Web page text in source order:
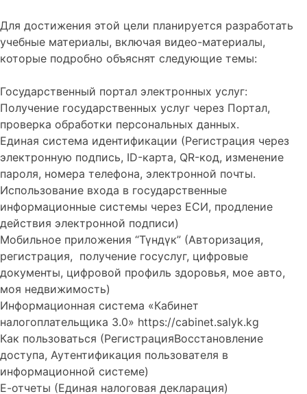
Для достижения этой цели планируется разработать
учебные материалы, включая видео-материалы,
которые подробно объяснят следующие темы:
Государственный портал электронных услуг:
Получение государственных услуг через Портал,
проверка обработки персональных данных.
Единая система идентификации (Регистрация через
электронную подпись, ID-карта, QR-код, изменение
пароля, номера телефона, электронной почты.
Использование входа в государственные
информационные системы через ЕСИ, продление
действия электронной подписи)
Мобильное приложения “Түндүк” (Авторизация,
регистрация, получение госуслуг, цифровые
документы, цифровой профиль здоровья, мое авто,
моя недвижимость)
Информационная система «Кабинет
налогоплательщика 3.0» https://cabinet.salyk.kg
Как пользоваться (РегистрацияВосстановление
доступа, Аутентификация пользователя в
информационной системе)
Е-отчеты (Единая налоговая декларация)